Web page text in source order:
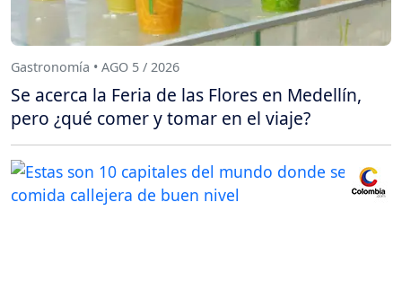
Gastronomía • AGO 5 / 2026
Se acerca la Feria de las Flores en Medellín,
pero ¿qué comer y tomar en el viaje?